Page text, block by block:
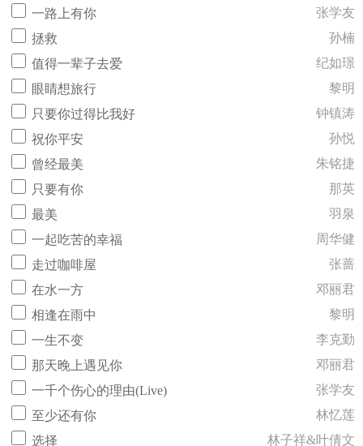
一路上有你
张学友
拯救
孙楠
值得一辈子去爱
纪如璟
眼睛想旅行
黎明
只要你过得比我好
钟镇涛
祝你平安
孙悦
曾经最美
朱铭捷
只要有你
那英
最美
羽泉
一起吃苦的幸福
周华健
走过咖啡屋
张蔷
在水一方
邓丽君
相逢在雨中
黎明
一生不变
李克勤
那天晚上遇见你
邓丽君
一千个伤心的理由(Live)
张学友
至少还有你
林忆莲
选择
林子祥&叶倩文